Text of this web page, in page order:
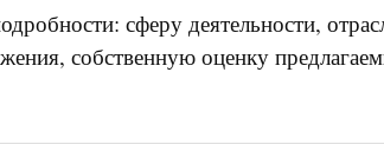
сферу деятельности,
собственную оценку